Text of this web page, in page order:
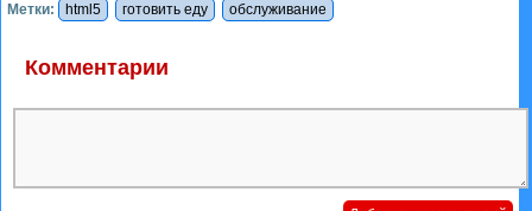
Метки:
html5 готовить еду обслуживание
Комментарии